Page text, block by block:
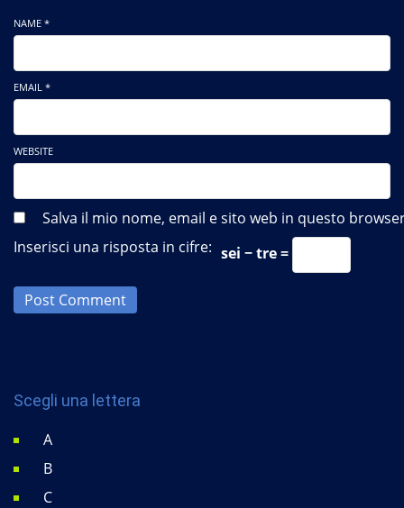
NAME *
EMAIL *
WEBSITE
Salva il mio nome, email e sito web in questo
Inserisci una risposta in cifre: sei − tre =
Post Comment
Scegli una lettera
A
B
C